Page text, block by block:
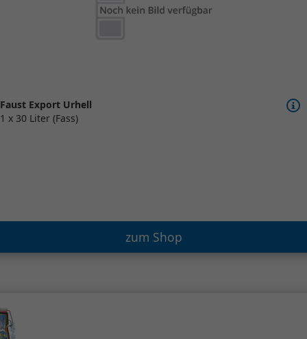
Faust Export Urhell
1 x 30 Liter (Fass)
zum Shop